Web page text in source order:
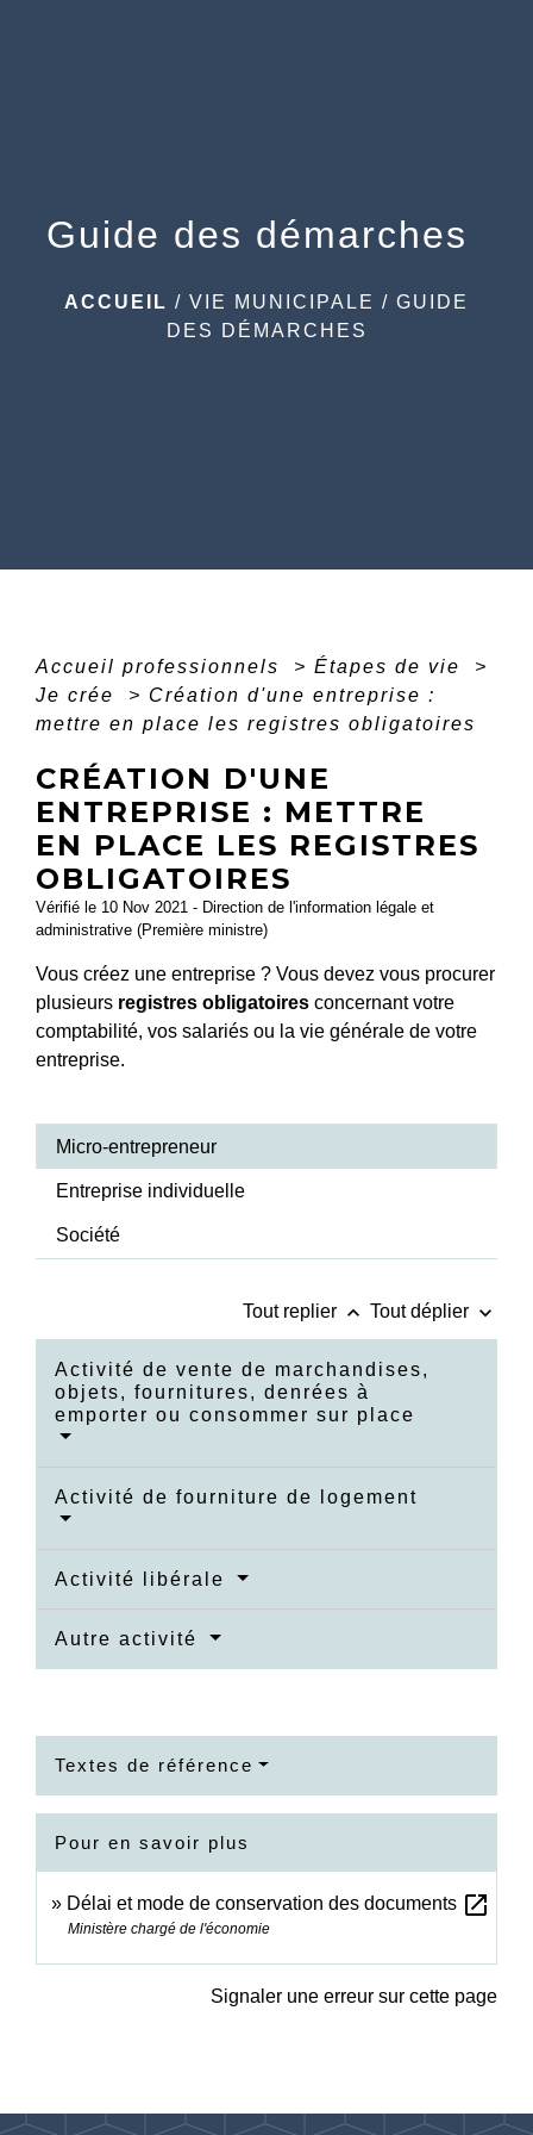
Guide des démarches
ACCUEIL / VIE MUNICIPALE / GUIDE
DES DÉMARCHES
Accueil professionnels > Étapes de vie
>
Je crée
> Création d'une entreprise :
mettre en place les registres obligatoires
CRÉATION D'UNE
ENTREPRISE : METTRE
EN PLACE LES REGISTRES
OBLIGATOIRES
Vérifié le 10 Nov 2021 - Direction de l'information légale et
administrative (Première ministre)
Vous créez une entreprise ? Vous devez vous procurer
plusieurs registres obligatoires concernant votre
comptabilité, vos salariés ou la vie générale de votre
entreprise.
Micro-entrepreneur
Entreprise individuelle
Société
Tout replier keyboard_arrow_up Tout déplier keyboard_arrow_down
Activité de vente de marchandises,
objets, fournitures, denrées à
emporter ou consommer sur place
Activité de fourniture de logement
Activité libérale
Autre activité
Textes de référence
Pour en savoir plus
Délai et mode de conservation des documents open_in_new
Ministère chargé de l'économie
Signaler une erreur sur cette page